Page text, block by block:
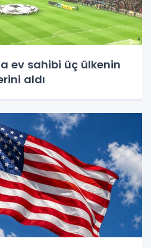
ev sahibi üç ülkenin
aldı